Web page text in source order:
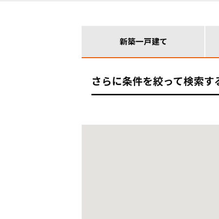
さらに条件を絞って検索す